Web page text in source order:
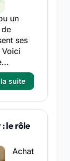
un
ses
suite
le rôle
Achat